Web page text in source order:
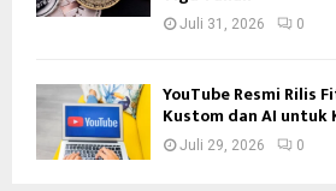
Juli 31, 2026 0
YouTube Resmi Rilis
Kustom dan AI untuk
Juli 29, 2026 0